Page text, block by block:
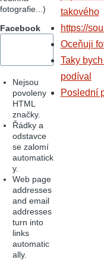
fotografie...)
Facebook
Nejsou
povoleny
HTML
značky.
Řádky a
odstavce
se zalomí
automatick
y.
Web page
addresses
and email
addresses
turn into
links
automatic
ally.
takového
https://
Oceňuji
Taky
podíval
Poslední